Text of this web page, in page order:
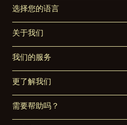
选择您的语言
关于我们
我们的服务
更了解我们
需要帮助吗？